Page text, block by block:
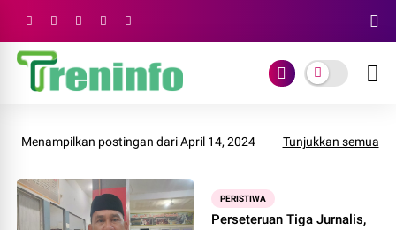
Menampilkan postingan dari April 14, 2024 Tunjukkan semua
PERISTIWA
Perseteruan Tiga Jurnalis,